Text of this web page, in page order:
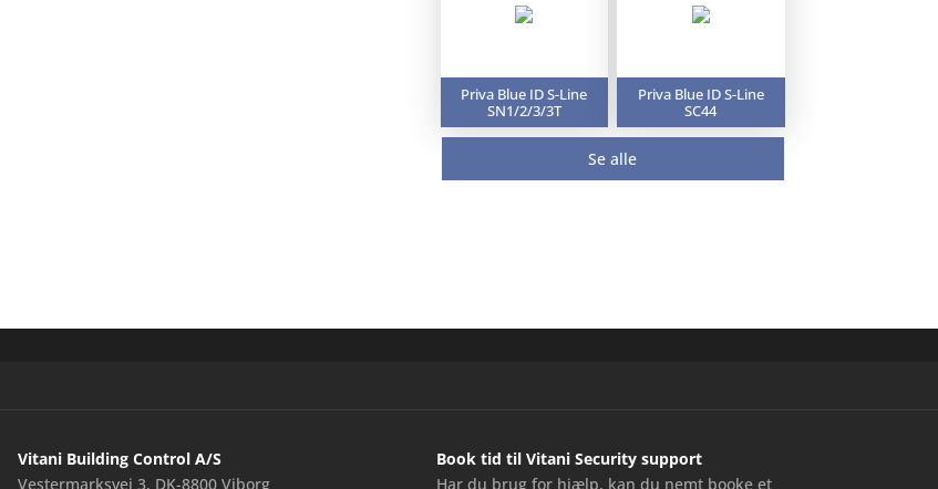
Priva Blue ID S-Line
SN1/2/3/3T
Priva Blue ID S-Line
SC44
Se alle
Vitani Building Control A/S
Vestermarksvej 3, DK-8800 Viborg
Book tid til Vitani Security support
Har du brug for hjælp, kan du nemt booke et